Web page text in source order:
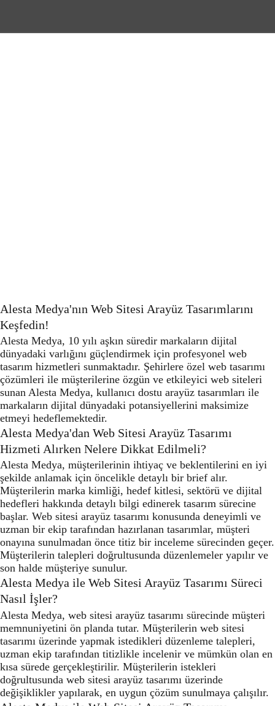
Alesta Medya'nın Web Sitesi Arayüz Tasarımlarını
Keşfedin!
Alesta Medya, 10 yılı aşkın süredir markaların dijital
dünyadaki varlığını güçlendirmek için profesyonel web
tasarım hizmetleri sunmaktadır. Şehirlere özel web tasarımı
çözümleri ile müşterilerine özgün ve etkileyici web siteleri
sunan Alesta Medya, kullanıcı dostu arayüz tasarımları ile
markaların dijital dünyadaki potansiyellerini maksimize
etmeyi hedeflemektedir.
Alesta Medya'dan Web Sitesi Arayüz Tasarımı
Hizmeti Alırken Nelere Dikkat Edilmeli?
Alesta Medya, müşterilerinin ihtiyaç ve beklentilerini en iyi
şekilde anlamak için öncelikle detaylı bir brief alır.
Müşterilerin marka kimliği, hedef kitlesi, sektörü ve dijital
hedefleri hakkında detaylı bilgi edinerek tasarım sürecine
başlar. Web sitesi arayüz tasarımı konusunda deneyimli ve
uzman bir ekip tarafından hazırlanan tasarımlar, müşteri
onayına sunulmadan önce titiz bir inceleme sürecinden geçer.
Müşterilerin talepleri doğrultusunda düzenlemeler yapılır ve
son halde müşteriye sunulur.
Alesta Medya ile Web Sitesi Arayüz Tasarımı Süreci
Nasıl İşler?
Alesta Medya, web sitesi arayüz tasarımı sürecinde müşteri
memnuniyetini ön planda tutar. Müşterilerin web sitesi
tasarımı üzerinde yapmak istedikleri düzenleme talepleri,
uzman ekip tarafından titizlikle incelenir ve mümkün olan en
kısa sürede gerçekleştirilir. Müşterilerin istekleri
doğrultusunda web sitesi arayüz tasarımı üzerinde
değişiklikler yapılarak, en uygun çözüm sunulmaya çalışılır.